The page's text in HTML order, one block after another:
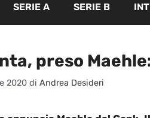
SERIE A SERIE B
preso
2020 di Andrea Desideri